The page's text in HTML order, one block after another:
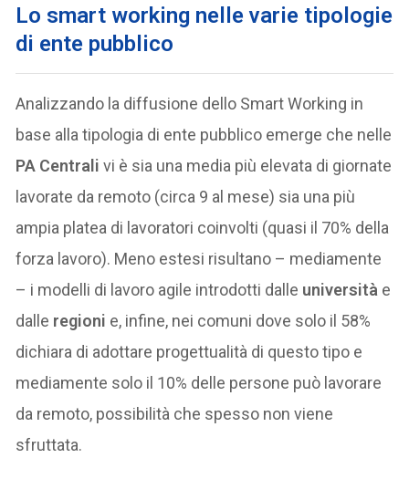
Lo smart working nelle varie tipologie
di ente pubblico
Analizzando la diffusione dello Smart Working in
base alla tipologia di ente pubblico emerge che nelle
PA Centrali vi è sia una media più elevata di giornate
lavorate da remoto (circa 9 al mese) sia una più
ampia platea di lavoratori coinvolti (quasi il 70% della
forza lavoro). Meno estesi risultano – mediamente
– i modelli di lavoro agile introdotti dalle università e
dalle regioni e, infine, nei comuni dove solo il 58%
dichiara di adottare progettualità di questo tipo e
mediamente solo il 10% delle persone può lavorare
da remoto, possibilità che spesso non viene
sfruttata.